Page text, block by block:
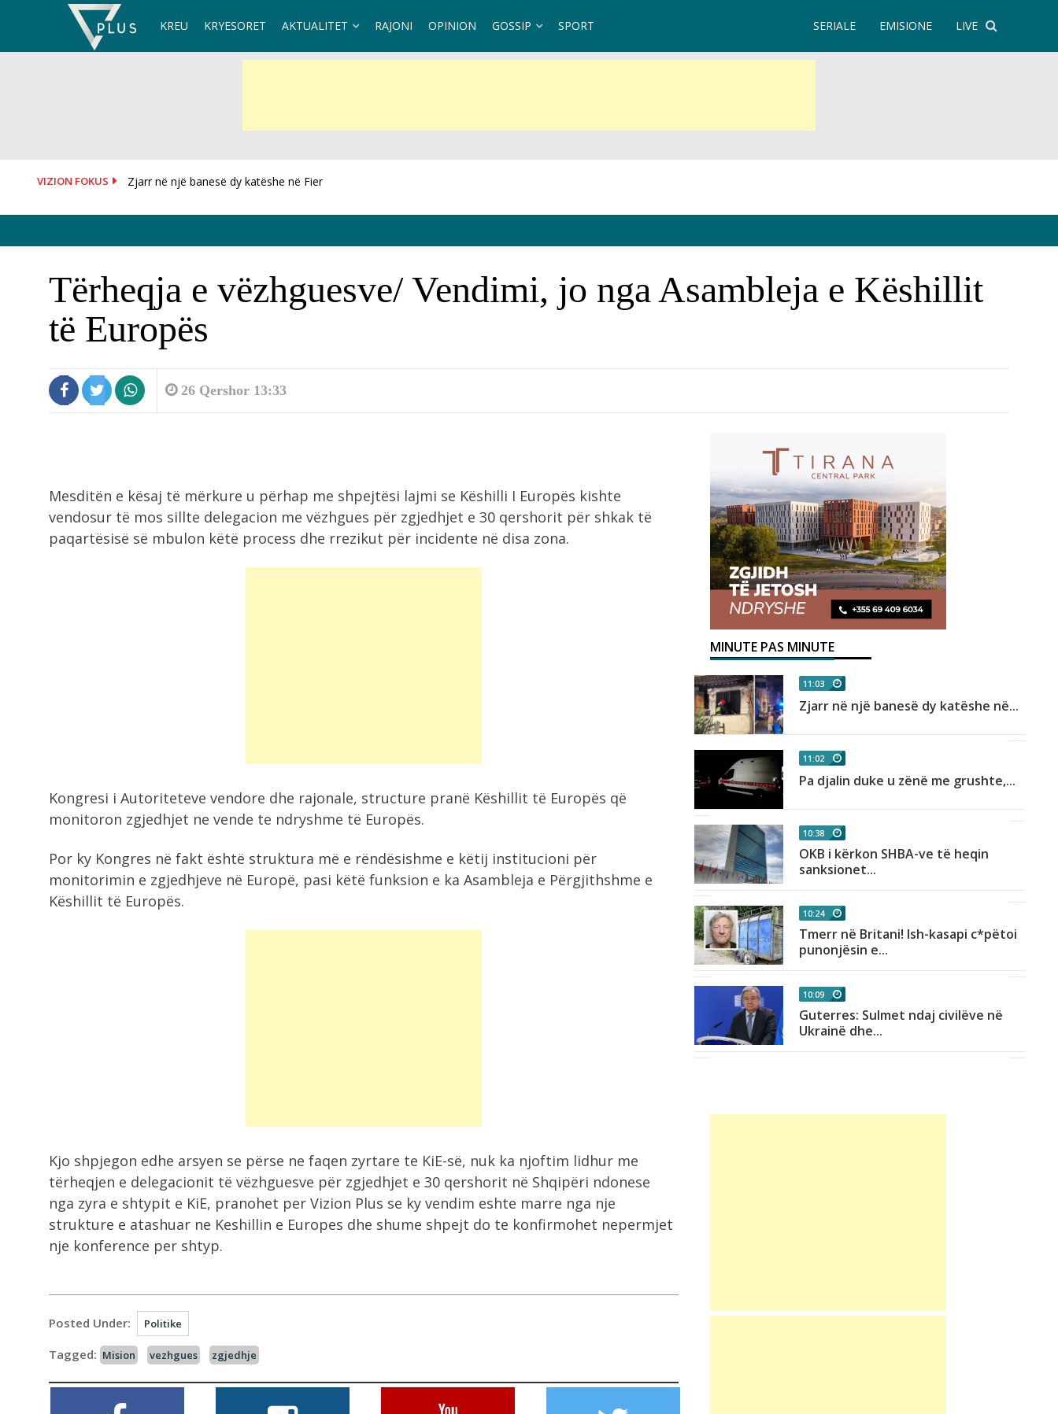
KREU KRYESORET AKTUALITET RAJONI OPINION GOSSIP SPORT LIVE
EMISIONE
SERIALE
VIZION FOKUS Zjarr në një banesë dy katëshe në Fier
OKB i kërkon SHBA-ve të heqin sanksionet ndaj Kubës
Tërheqja e vëzhguesve/ Vendimi, jo nga Asambleja e Këshillit
të Europës
26 Qershor 13:33
Mesditën e kësaj të mërkure u përhap me shpejtësi lajmi se Këshilli I Europës kishte
vendosur të mos sillte delegacion me vëzhgues për zgjedhjet e 30 qershorit për shkak të
paqartësisë së mbulon këtë process dhe rrezikut për incidente në disa zona.
Kongresi i Autoriteteve vendore dhe rajonale, structure pranë Këshillit të Europës që
monitoron zgjedhjet ne vende te ndryshme të Europës.
Por ky Kongres në fakt është struktura më e rëndësishme e këtij institucioni për
monitorimin e zgjedhjeve në Europë, pasi këtë funksion e ka Asambleja e Përgjithshme e
Këshillit të Europës.
Kjo shpjegon edhe arsyen se përse ne faqen zyrtare te KiE-së, nuk ka njoftim lidhur me
tërheqjen e delegacionit të vëzhguesve për zgjedhjet e 30 qershorit në Shqipëri ndonese
nga zyra e shtypit e KiE, pranohet per Vizion Plus se ky vendim eshte marre nga nje
strukture e atashuar ne Keshillin e Europes dhe shume shpejt do te konfirmohet nepermjet
nje konference per shtyp.
Posted Under: Politike
Tagged: Mision vezhgues zgjedhje
MINUTE PAS MINUTE
ardhshme, takim...
Zjarri në Drenije mbetet aktiv,
zjarrfikësit e...
Konsumi i ulët i sheqerit për fëmijët...
e...
Ukraina godet rafineri ruse me dronë,
Moska...
“E kemi humbur besimin te Infantino”,
11:03
Zjarr në një banesë dy katëshe në...
11:02
Pa djalin duke u zënë me grushte,...
10:38
OKB i kërkon SHBA-ve të heqin
sanksionet...
10:24
Tmerr në Britani! Ish-kasapi c*pëtoi
punonjësin e...
10:09
Guterres: Sulmet ndaj civilëve në
Ukrainë dhe...